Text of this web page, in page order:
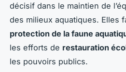
décisif dans le maintien de
des milieux aquatiques. Elles
protection de la faune
les efforts de restauration
les pouvoirs publics.